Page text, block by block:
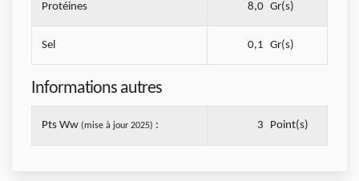
Protéines 8,0 Gr(s)
Sel 0,1 Gr(s)
Informations autres
Pts Ww (mise à jour 2025) : 3 Point(s)